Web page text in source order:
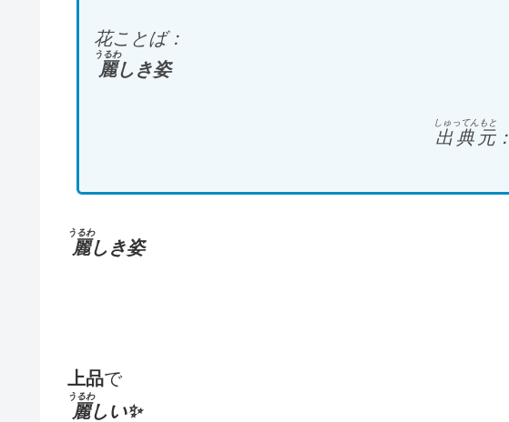
花ことば：
麗
うるわ
しき姿
出典元
しゅってんもと
：
麗
うるわ
しき姿
上品で
麗
うるわ
しい✨